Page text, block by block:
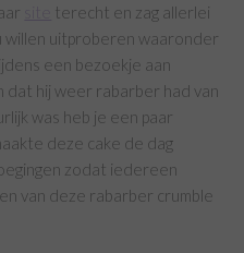
terecht en zag allerlei
willen uitproberen waaronder
een bezoekje aan
hij weer rabarber had van
was heb je een paar
deze cake de dag
zodat iedereen
van deze rabarber crumble